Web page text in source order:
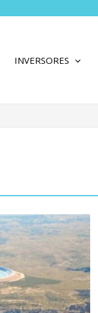
INVERSORES